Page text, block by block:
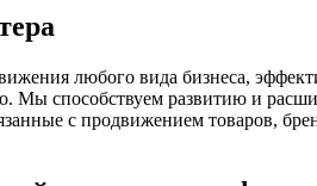
любого вида бизнеса,
Мы способствуем развитию и
с продвижением товаров,